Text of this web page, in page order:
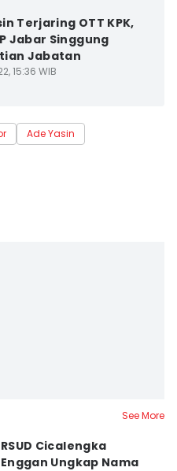
Terjaring OTT KPK,
Jabar Singgung
Jabatan
15:36 WIB
Ade Yasin
See More
RSUD Cicalengka
Enggan Ungkap Nama